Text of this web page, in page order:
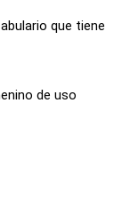
que tiene
de uso